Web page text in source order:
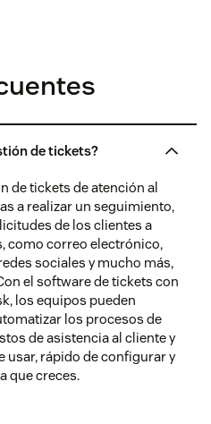
de tickets?
de tickets de atención al
a realizar un seguimiento,
de los clientes a
como correo electrónico,
sociales y mucho más,
el software de tickets con
los equipos pueden
los procesos de
de asistencia al cliente y
usar, rápido de configurar y
que creces.